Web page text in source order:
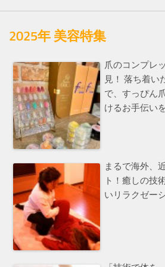
2025年 美容特集
爪のコンプレ
見！ 落ち着い
で、すっぴん
けるお手伝い
まるで海外、
ト！癒しの技
いリラクゼー